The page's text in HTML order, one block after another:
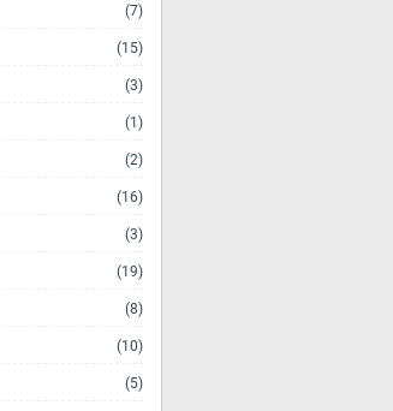
(7)
(15)
(3)
(1)
(2)
(16)
(3)
(19)
(8)
(10)
(5)